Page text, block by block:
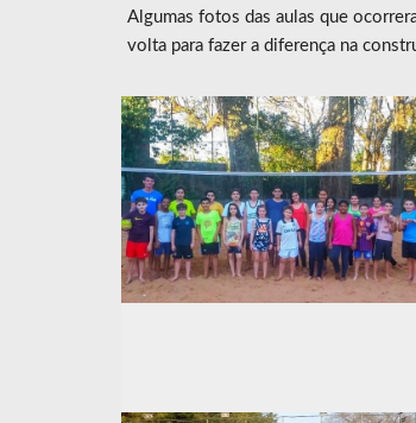
Algumas fotos das aulas que
volta para fazer a diferença na